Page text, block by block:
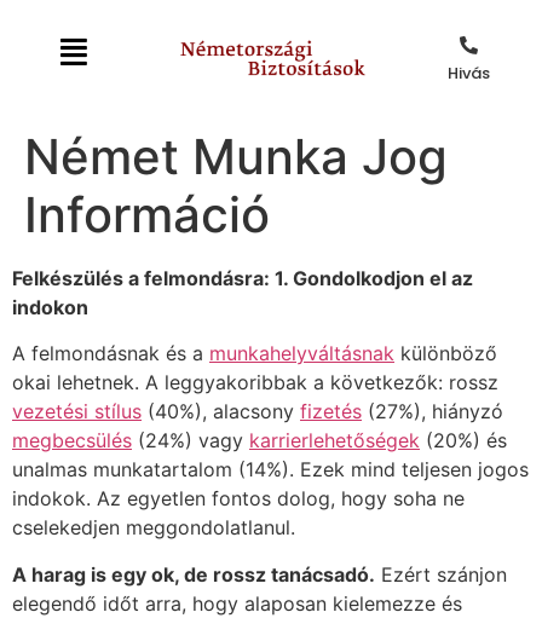
Hivás
Német Munka Jog
Információ
Felkészülés a felmondásra: 1. Gondolkodjon el az
indokon
A felmondásnak és a munkahelyváltásnak különböző
okai lehetnek. A leggyakoribbak a következők: rossz
vezetési stílus (40%), alacsony fizetés (27%), hiányzó
megbecsülés (24%) vagy karrierlehetőségek (20%) és
unalmas munkatartalom (14%). Ezek mind teljesen jogos
indokok. Az egyetlen fontos dolog, hogy soha ne
cselekedjen meggondolatlanul.
A harag is egy ok, de rossz tanácsadó. Ezért szánjon
elegendő időt arra, hogy alaposan kielemezze és